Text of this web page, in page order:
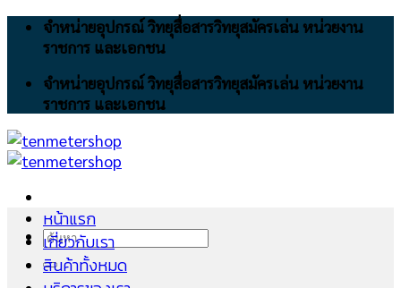
Skip
จำหน่ายอุปกรณ์ วิทยุสื่อสารวิทยุสมัครเล่น หน่วยงาน
ราชการ และเอกชน
จำหน่ายอุปกรณ์ วิทยุสื่อสารวิทยุสมัครเล่น หน่วยงาน
ราชการ และเอกชน
ค้นหา:
หน้าแรก
เกี่ยวกับเรา
สินค้าทั้งหมด